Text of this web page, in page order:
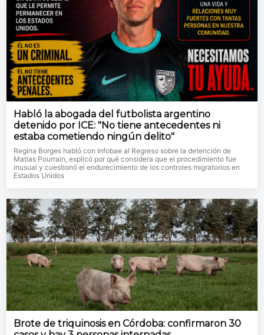
Habló la abogada del futbolista argentino
detenido por ICE: "No tiene antecedentes ni
estaba cometiendo ningún delito"
Regina Borges habló con Infobae al Regreso sobre la detención de
Matías Pourrain, explicó por qué considera que el procedimiento fue
inusual y cuestionó el endurecimiento de los controles migratorios en
Estados Unidos
Brote de triquinosis en Córdoba: confirmaron 30